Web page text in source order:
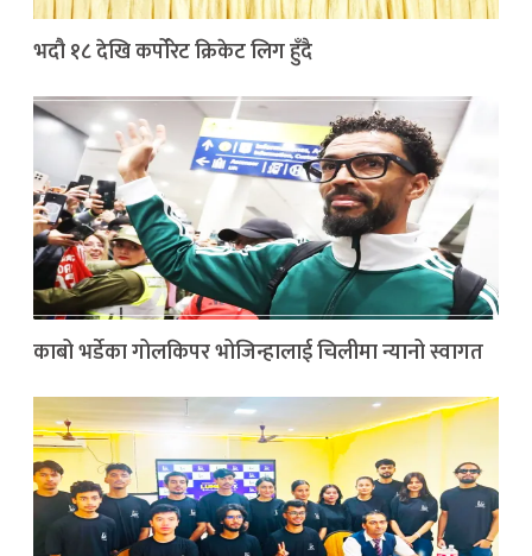
भदौ १८ देखि कर्पोरेट क्रिकेट लिग हुँदै
काबो भर्डेका गोलकिपर भोजिन्हालाई चिलीमा न्यानो स्वागत